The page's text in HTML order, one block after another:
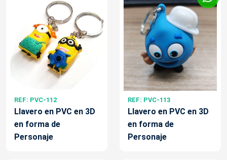
REF: PVC-112
Llavero en PVC en 3D
en forma de
Personaje
REF: PVC-113
Llavero en PVC en 3D
en forma de
Personaje